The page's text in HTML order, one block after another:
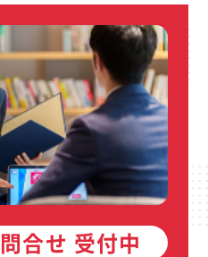
合せ 受付中